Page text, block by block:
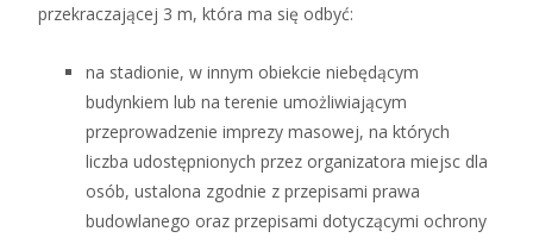
przekraczającej 3 m, która ma się odbyć:
na stadionie, w innym obiekcie niebędącym
budynkiem lub na terenie umożliwiającym
przeprowadzenie imprezy masowej, na których
liczba udostępnionych przez organizatora miejsc dla
osób, ustalona zgodnie z przepisami prawa
budowlanego oraz przepisami dotyczącymi ochrony